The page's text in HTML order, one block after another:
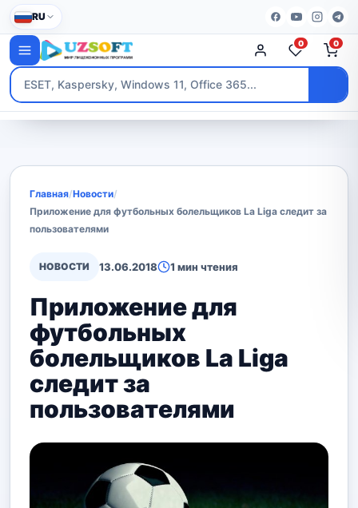
RU
0 0
Главная/Новости/
Приложение для футбольных болельщиков La Liga следит за
пользователями
НОВОСТИ 13.06.2018 1 мин чтения
Приложение для
футбольных
болельщиков La Liga
следит за
пользователями